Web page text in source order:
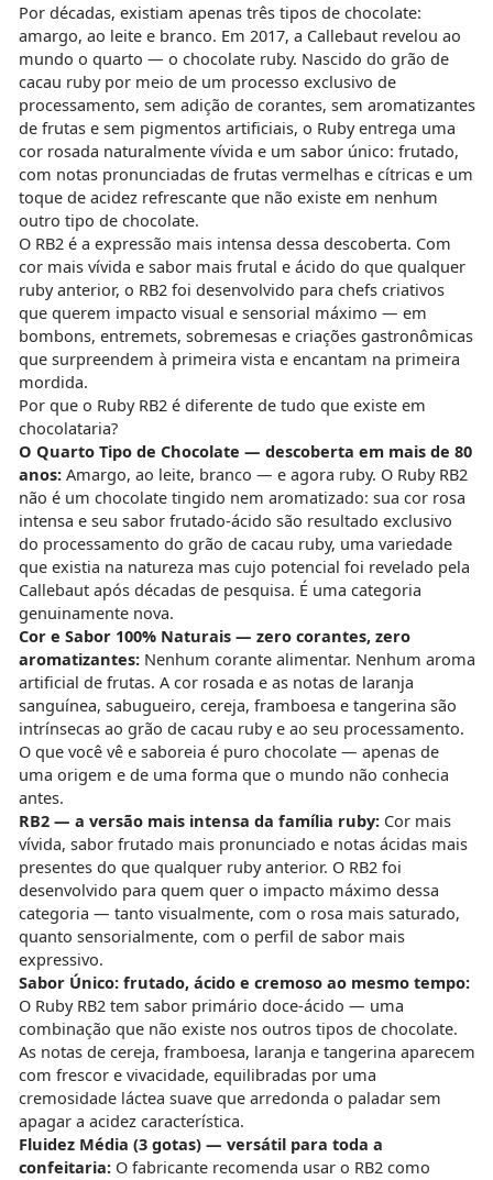
Por décadas, existiam apenas três tipos de chocolate:
amargo, ao leite e branco. Em 2017, a Callebaut revelou ao
mundo o quarto — o chocolate ruby. Nascido do grão de
cacau ruby por meio de um processo exclusivo de
processamento, sem adição de corantes, sem aromatizantes
de frutas e sem pigmentos artificiais, o Ruby entrega uma
cor rosada naturalmente vívida e um sabor único: frutado,
com notas pronunciadas de frutas vermelhas e cítricas e um
toque de acidez refrescante que não existe em nenhum
outro tipo de chocolate.
O RB2 é a expressão mais intensa dessa descoberta. Com
cor mais vívida e sabor mais frutal e ácido do que qualquer
ruby anterior, o RB2 foi desenvolvido para chefs criativos
que querem impacto visual e sensorial máximo — em
bombons, entremets, sobremesas e criações gastronômicas
que surpreendem à primeira vista e encantam na primeira
mordida.
Por que o Ruby RB2 é diferente de tudo que existe em
chocolataria?
O Quarto Tipo de Chocolate — descoberta em mais de 80
anos:Amargo, ao leite, branco — e agora ruby. O Ruby RB2
não é um chocolate tingido nem aromatizado: sua cor rosa
intensa e seu sabor frutado-ácido são resultado exclusivo
do processamento do grão de cacau ruby, uma variedade
que existia na natureza mas cujo potencial foi revelado pela
Callebaut após décadas de pesquisa. É uma categoria
genuinamente nova.
Cor e Sabor 100% Naturais — zero corantes, zero
aromatizantes:Nenhum corante alimentar. Nenhum aroma
artificial de frutas. A cor rosada e as notas de laranja
sanguínea, sabugueiro, cereja, framboesa e tangerina são
intrínsecas ao grão de cacau ruby e ao seu processamento.
O que você vê e saboreia é puro chocolate — apenas de
uma origem e de uma forma que o mundo não conhecia
antes.
RB2 — a versão mais intensa da família ruby:Cor mais
vívida, sabor frutado mais pronunciado e notas ácidas mais
presentes do que qualquer ruby anterior. O RB2 foi
desenvolvido para quem quer o impacto máximo dessa
categoria — tanto visualmente, com o rosa mais saturado,
quanto sensorialmente, com o perfil de sabor mais
expressivo.
Sabor Único: frutado, ácido e cremoso ao mesmo tempo:
O Ruby RB2 tem sabor primário doce-ácido — uma
combinação que não existe nos outros tipos de chocolate.
As notas de cereja, framboesa, laranja e tangerina aparecem
com frescor e vivacidade, equilibradas por uma
cremosidade láctea suave que arredonda o paladar sem
apagar a acidez característica.
Fluidez Média (3 gotas) — versátil para toda a
confeitaria:O fabricante recomenda usar o RB2 como